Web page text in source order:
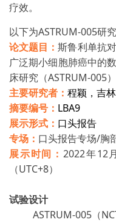
疗效。
以下为ASTRUM-005研
论文题目：斯鲁利单抗
广泛期小细胞肺癌中的
床研究（ASTRUM-005）
主要研究者： 程颖，吉
摘要编号： LBA9
展示形式： 口头报告
专场： 口头报告专场/胸
展示时间： 2022年12
（UTC+8）
试验设计
ASTRUM-005（